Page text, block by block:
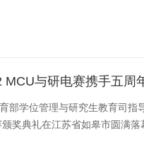
MCU与研电赛携手五周
部学位管理与研究生教育司
奖典礼在江苏省如皋市圆满落